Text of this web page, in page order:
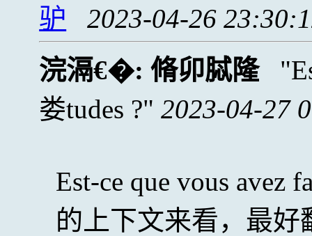
驴
2023-04-26
浣滆€�:脩卯脦隆
娄tudes ?
2023-04-27
Est-ce que vous avez
的上下文来看，最好